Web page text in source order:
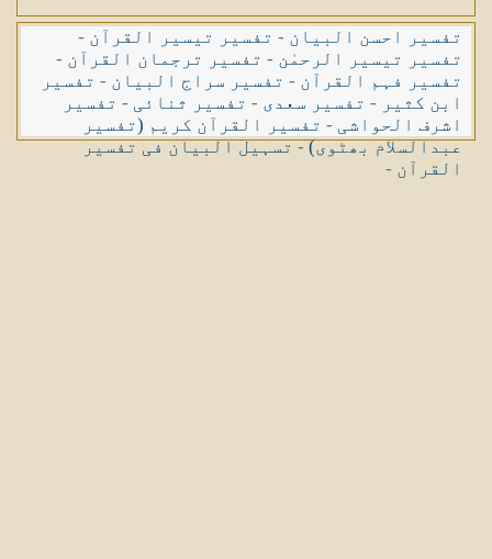
تفسیر احسن البیان - تفسیر تیسیر القرآن -
تفسیر تیسیر الرحمٰن - تفسیر ترجمان القرآن -
تفسیر فہم القرآن - تفسیر سراج البیان - تفسیر
ابن کثیر - تفسیر سعدی - تفسیر ثنائی - تفسیر
اشرف الحواشی - تفسیر القرآن کریم (تفسیر
عبدالسلام بھٹوی)-تسہیل البیان فی تفسیر
القرآن -